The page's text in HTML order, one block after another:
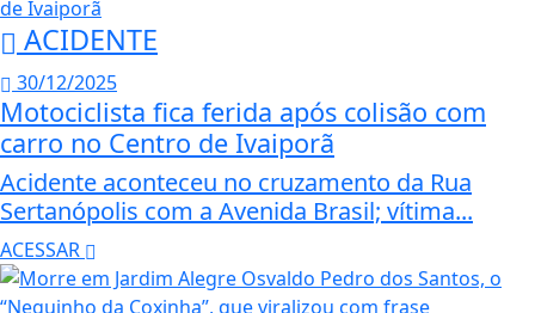
ACIDENTE
30/12/2025
Motociclista fica ferida após colisão com
carro no Centro de Ivaiporã
Acidente aconteceu no cruzamento da Rua
Sertanópolis com a Avenida Brasil; vítima...
ACESSAR